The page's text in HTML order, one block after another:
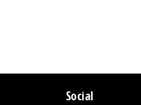
Social